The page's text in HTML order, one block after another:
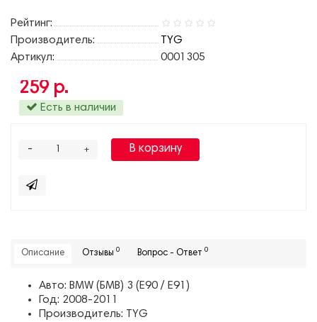
Рейтинг:
Производитель:
TYG
Артикул:
0001305
259 р.
Есть в наличии
+
- В корзину
Описание Отзывы 0 Вопрос - Ответ 0
Авто: BMW (БМВ) 3 (E90 / E91)
Год: 2008-2011
Производитель: TYG